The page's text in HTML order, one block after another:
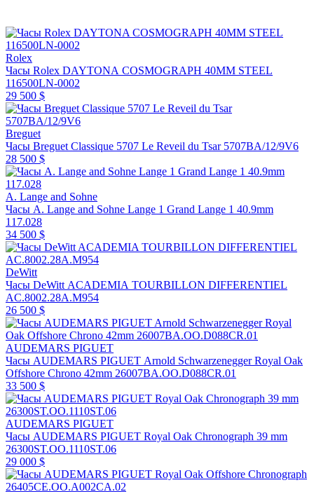
Rolex
Часы Rolex DAYTONA COSMOGRAPH 40MM STEEL
116500LN-0002
29 500 $
Breguet
Часы Breguet Classique 5707 Le Reveil du Tsar 5707BA/12/9V6
28 500 $
A. Lange and Sohne
Часы A. Lange and Sohne Lange 1 Grand Lange 1 40.9mm
117.028
34 500 $
DeWitt
Часы DeWitt ACADEMIA TOURBILLON DIFFERENTIEL
AC.8002.28A.M954
26 500 $
AUDEMARS PIGUET
Часы AUDEMARS PIGUET Arnold Schwarzenegger Royal Oak
Offshore Chrono 42mm 26007BA.OO.D088CR.01
33 500 $
AUDEMARS PIGUET
Часы AUDEMARS PIGUET Royal Oak Chronograph 39 mm
26300ST.OO.1110ST.06
29 000 $